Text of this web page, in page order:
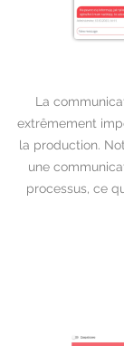
La
extrêmement
la production.
une
processus, ce